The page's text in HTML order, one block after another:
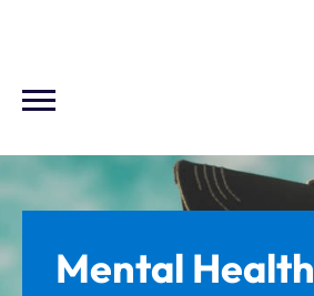
Mental Health